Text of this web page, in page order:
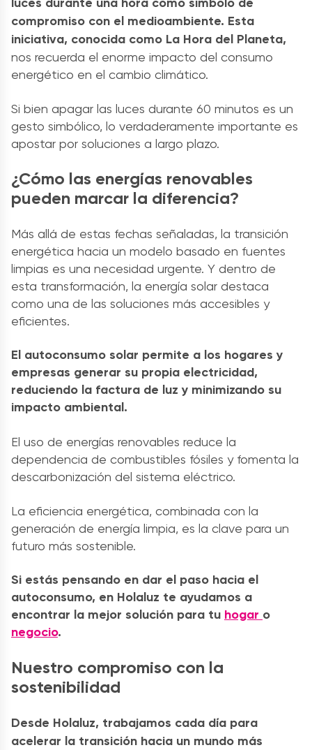
compromiso con el medioambiente. Esta
iniciativa, conocida como La Hora del Planeta,
nos recuerda el enorme impacto del consumo
energético en el cambio climático.
Si bien apagar las luces durante 60 minutos es un
gesto simbólico, lo verdaderamente importante es
apostar por soluciones a largo plazo.
¿Cómo las energías renovables
pueden marcar la diferencia?
Más allá de estas fechas señaladas, la transición
energética hacia un modelo basado en fuentes
limpias es una necesidad urgente. Y dentro de
esta transformación, la energía solar destaca
como una de las soluciones más accesibles y
eficientes.
El autoconsumo solar permite a los hogares y
empresas generar su propia electricidad,
reduciendo la factura de luz y minimizando su
impacto ambiental.
El uso de energías renovables reduce la
dependencia de combustibles fósiles y fomenta la
descarbonización del sistema eléctrico.
La eficiencia energética, combinada con la
generación de energía limpia, es la clave para un
futuro más sostenible.
Si estás pensando en dar el paso hacia el
autoconsumo, en Holaluz te ayudamos a
encontrar la mejor solución para tu hogar o
negocio.
Nuestro compromiso con la
sostenibilidad
Desde Holaluz, trabajamos cada día para
acelerar la transición hacia un mundo más